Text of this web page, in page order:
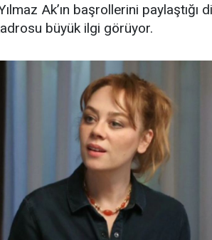
Ak’ın başrollerini paylaştığı
büyük ilgi görüyor.